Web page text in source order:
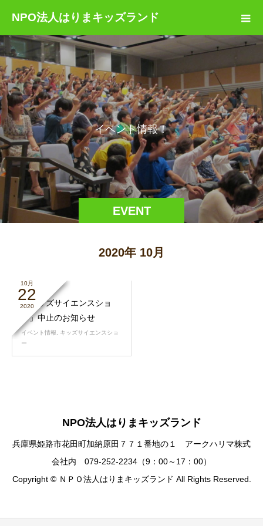
NPO法人はりまキッズランド
EVENT
イベント情報！
2020年 10月
10月
22
2020
「キッズサイエンスショ
ー」中止のお知らせ
イベント情報
キッズサイエンスショ
ー
NPO法人はりまキッズランド
兵庫県姫路市花田町加納原田７７１番地の１ アークハリマ株式
会社内 079-252-2234（9：00～17：00）
Copyright © ＮＰＯ法人はりまキッズランド All Rights Reserved.